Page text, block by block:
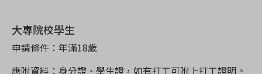
大專院校學生
申請條件：年滿18歲
應附資料：身分證、學生證，如有打工可附上打工證明。